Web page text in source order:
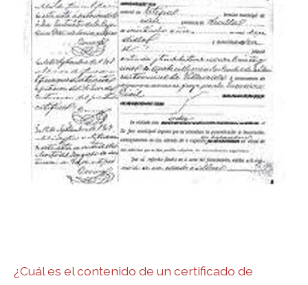
¿Cuál es el contenido de un certificado de